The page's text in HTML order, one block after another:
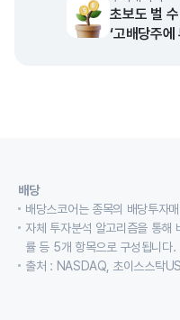
초보도 벌
‘고배당주에
배당
배당스코어는 종목의 배당투자
자체 투자분석 알고리즘을 통해
률 등 5개 항목으로 구성됩니다.
출처 : NASDAQ, 초이스스탁